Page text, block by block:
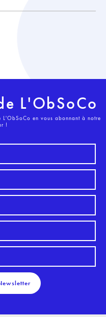
L'ObSoCo
L'ObSoCo en vous abonnant à notre
!